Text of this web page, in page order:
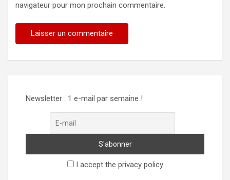
navigateur pour mon prochain commentaire.
Newsletter : 1 e-mail par semaine !
I accept the privacy policy